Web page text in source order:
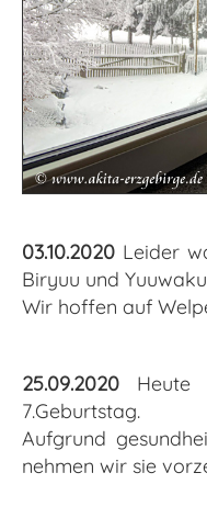
03.10.2020 Leider
Biryuu und
Wir hoffen auf
25.09.2020 Heute
7.Geburtstag.
Aufgrund
nehmen wir sie